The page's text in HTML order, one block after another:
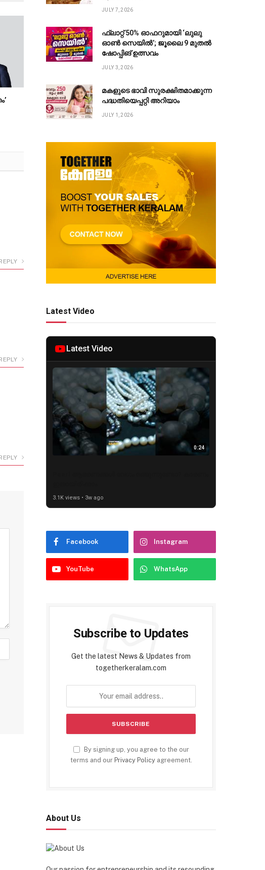
JULY 7, 2026
ഫ്ലാറ്റ് 50% ഓഫറുമായി ‘ലുലു
ഓൺ സെയിൽ’; ജൂലൈ 9 മുതൽ
ഷോപ്പിങ് ഉത്സവം
JULY 3, 2026
മകളുടെ ഭാവി സുരക്ഷിതമാക്കുന്ന
പദ്ധതിയെപ്പറ്റി അറിയാം
JULY 1, 2026
Latest Video
Latest Video
0:24
3.1K views • 3w ago
Facebook Instagram
YouTube WhatsApp
Subscribe to Updates
Get the latest News & Updates from
togetherkeralam.com
By signing up, you agree to the our
terms and our Privacy Policyagreement.
About Us